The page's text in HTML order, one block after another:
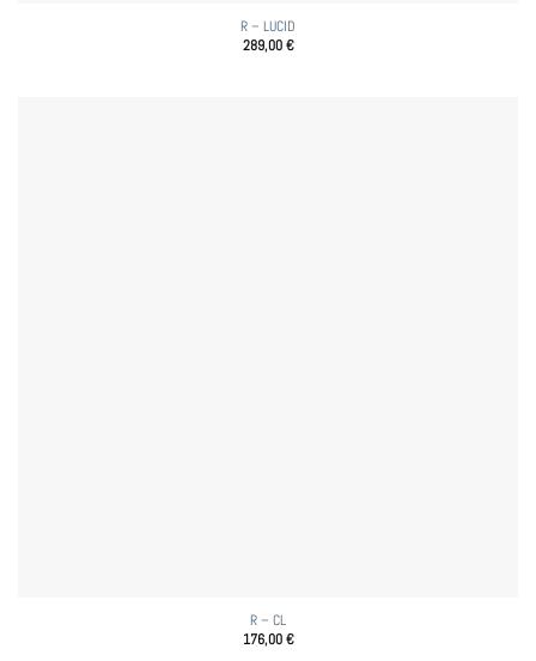
R – LUCID
289,00€
R – CL
176,00€